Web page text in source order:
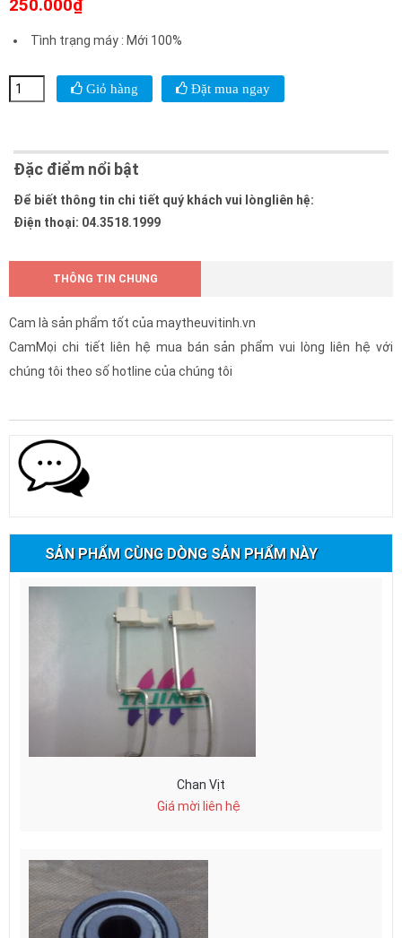
250.000₫
Tình trạng máy : Mới 100%
Giỏ hàng Đặt mua ngay
Đặc điểm nổi bật
Để biết thông tin chi tiết quý khách vui lòngliên hệ:
Điện thoại: 04.3518.1999
THÔNG TIN CHUNG
Cam là sản phẩm tốt của maytheuvitinh.vn
CamMọi chi tiết liên hệ mua bán sản phẩm vui lòng liên hệ với
chúng tôi theo số hotline của chúng tôi
SẢN PHẨM CÙNG DÒNG SẢN PHẨM NÀY
Chan Vịt
Giá mời liên hệ